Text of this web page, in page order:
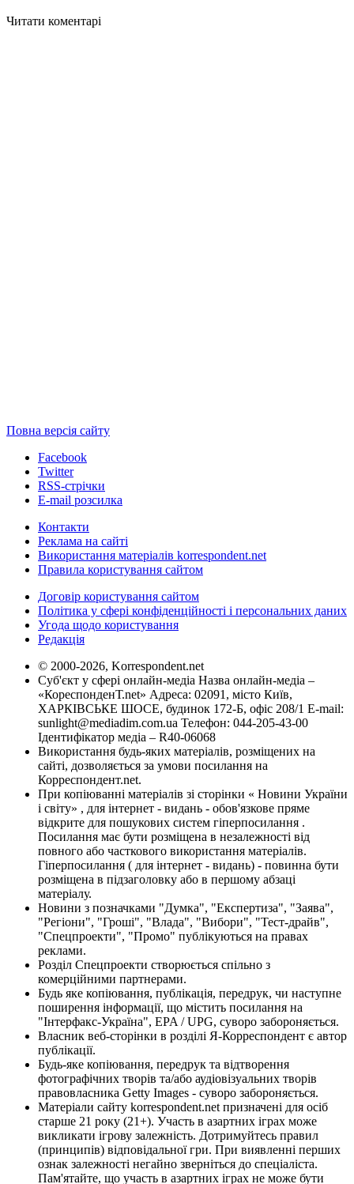
Читати коментарі
Повна версія сайту
Facebook
Twitter
RSS-стрічки
E-mail розсилка
Контакти
Реклама на сайті
Використання матеріалів korrespondent.net
Правила користування сайтом
Договір користування сайтом
Політика у сфері конфіденційності і персональних даних
Угода щодо користування
Редакція
© 2000-2026, Korrespondent.net
Суб'єкт у сфері онлайн-медіа Назва онлайн-медіа –
«КореспонденТ.net» Адреса: 02091, місто Київ,
ХАРКІВСЬКЕ ШОСЕ, будинок 172-Б, офіс 208/1 E-mail:
sunlight@mediadim.com.ua Телефон: 044-205-43-00
Ідентифікатор медіа – R40-06068
Використання будь-яких матеріалів, розміщених на
сайті, дозволяється за умови посилання на
Корреспондент.net.
При копіюванні матеріалів зі сторінки « Новини України
і світу» , для інтернет - видань - обов'язкове пряме
відкрите для пошукових систем гіперпосилання .
Посилання має бути розміщена в незалежності від
повного або часткового використання матеріалів.
Гіперпосилання ( для інтернет - видань) - повинна бути
розміщена в підзаголовку або в першому абзаці
матеріалу.
Новини з позначками "Думка", "Експертиза", "Заява",
"Регіони", "Гроші", "Влада", "Вибори", "Тест-драйв",
"Спецпроекти", "Промо" публікуються на правах
реклами.
Розділ Спецпроекти створюється спільно з
комерційними партнерами.
Будь яке копіювання, публікація, передрук, чи наступне
поширення інформації, що містить посилання на
"Інтерфакс-Україна", EPA / UPG, суворо забороняється.
Власник веб-сторінки в розділі Я-Корреспондент є автор
публікації.
Будь-яке копіювання, передрук та відтворення
фотографічних творів та/або аудіовізуальних творів
правовласника Getty Images - суворо забороняється.
Матеріали сайту korrespondent.net призначені для осіб
старше 21 року (21+). Участь в азартних іграх може
викликати ігрову залежність. Дотримуйтесь правил
(принципів) відповідальної гри. При виявленні перших
ознак залежності негайно зверніться до спеціаліста.
Пам'ятайте, що участь в азартних іграх не може бути